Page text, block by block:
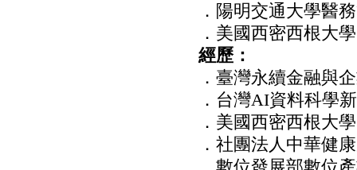
．陽明交通大學醫
．美國西密西根大
經歷：
．臺灣永續金融與
．台灣AI資料科學
．美國西密西根大
．社團法人中華健